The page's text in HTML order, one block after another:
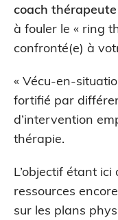
coach
à fouler le « ring
confronté(e) à
« Vécu-en-
fortifié par
d’intervention
thérapie.
L’objectif étant ici
ressources
sur les plans